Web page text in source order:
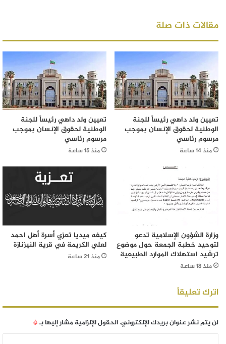
مقالات ذات صلة
تعيين ولد داهي رئيساً للجنة
الوطنية لحقوق الإنسان بموجب
مرسوم رئاسي
منذ 14 ساعة
تعيين ولد داهي رئيساً للجنة
الوطنية لحقوق الإنسان بموجب
مرسوم رئاسي
منذ 15 ساعة
وزارة الشؤون الإسلامية تدعو
لتوحيد خطبة الجمعة حول موضوع
ترشيد استهلاك الموارد الطبيعية
منذ 18 ساعة
كيفه ميديا تعزي أسرة أهل احمد
لعلي الكريمة في قرية النيزنازة
منذ 21 ساعة
اترك تعليقاً
لن يتم نشر عنوان بريدك الإلكتروني.الحقول الإلزامية مشار إليها بـ*